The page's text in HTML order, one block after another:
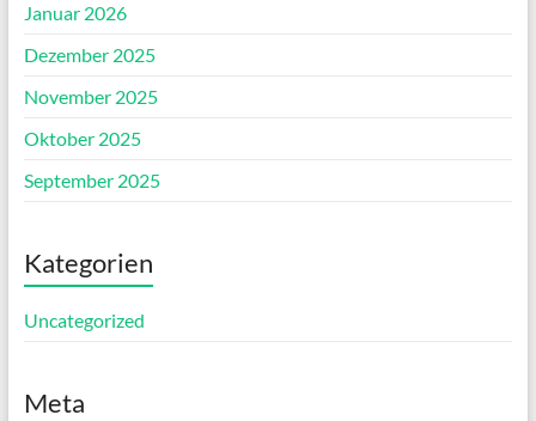
Januar 2026
Dezember 2025
November 2025
Oktober 2025
September 2025
Kategorien
Uncategorized
Meta